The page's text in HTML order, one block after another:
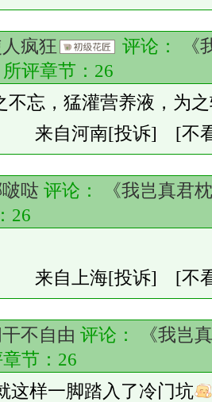
疯狂 评论：
评章节： 26
不忘，猛灌营养液，为
来自河南[投诉] [不
哒 评论：
《我岂真君
26
来自上海[投诉] [不
不自由 评论：
《我岂
节： 26
这样一脚踏入了冷门坑